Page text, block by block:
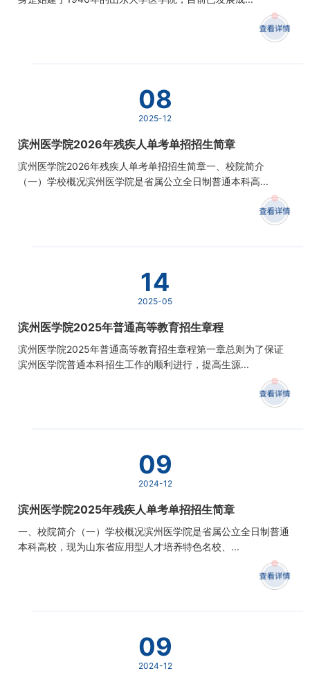
08
2025-12
滨州医学院2026年残疾人单考单招招生简章
滨州医学院2026年残疾人单考单招招生简章一、校院简介
（一）学校概况滨州医学院是省属公立全日制普通本科高...
14
2025-05
滨州医学院2025年普通高等教育招生章程
滨州医学院2025年普通高等教育招生章程第一章总则为了保证
滨州医学院普通本科招生工作的顺利进行，提高生源...
09
2024-12
滨州医学院2025年残疾人单考单招招生简章
一、校院简介（一）学校概况滨州医学院是省属公立全日制普通
本科高校，现为山东省应用型人才培养特色名校、...
09
2024-12